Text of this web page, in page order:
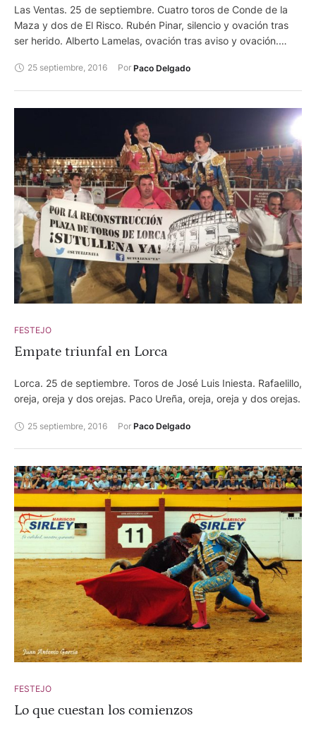
Las Ventas. 25 de septiembre. Cuatro toros de Conde de la
Maza y dos de El Risco. Rubén Pinar, silencio y ovación tras
ser herido. Alberto Lamelas, ovación tras aviso y ovación.
resultó prendido durante la lidia de su segundo toro en el
que presenta "Dos heridas una en tercio inferior cara posterior
muslo dcho con trayectoria ascendente de 15cm. Otra en
tercio anterior pierna izq de 10cm. Pronóstico Grave"
25 septiembre, 2016 Por Paco Delgado
FESTEJO
Empate triunfal en Lorca
Lorca. 25 de septiembre. Toros de José Luis Iniesta. Rafaelillo,
oreja, oreja y dos orejas. Paco Ureña, oreja, oreja y dos orejas.
25 septiembre, 2016 Por Paco Delgado
FESTEJO
Lo que cuestan los comienzos